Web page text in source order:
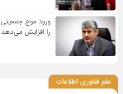
ورود موج جمعیتی
را افزایش می‌دهد
علم فناوری اطلاعات